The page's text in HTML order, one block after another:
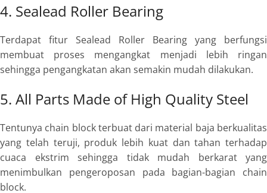
4. Sealead Roller Bearing
Terdapat fitur Sealead Roller Bearing yang berfungsi
membuat proses mengangkat menjadi lebih ringan
sehingga pengangkatan akan semakin mudah dilakukan.
5. All Parts Made of High Quality Steel
Tentunya chain block terbuat dari material baja berkualitas
yang telah teruji, produk lebih kuat dan tahan terhadap
cuaca ekstrim sehingga tidak mudah berkarat yang
menimbulkan pengeroposan pada bagian-bagian chain
block.